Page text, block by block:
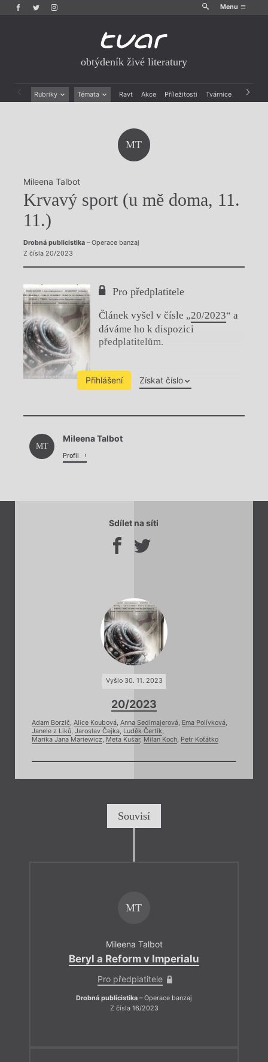
Menu
obtýdeník živé literatury
Rubriky Témata Ravt Akce Příležitosti Tvárnice Archiv
MT
Mileena Talbot
Krvavý sport (u mě doma, 11.
11.)
Drobná publicistika– Operace banzaj
Z čísla 20/2023
Pro předplatitele
Článek vyšel v čísle „20/2023“ a
dáváme ho k dispozici
předplatitelům.
Přihlášení Získat číslo
Chviličku.
Načítá se.
MT
Mileena Talbot
Profil
Sdílet na síti
Vyšlo 30. 11. 2023
20/2023
Adam Borzič, Alice Koubová, Anna Sedlmajerová, Ema Polívková,
Janele z Liků, Jaroslav Čejka, Luděk Čertík,
Marika Jana Mariewicz, Meta Kušar, Milan Koch, Petr Koťátko
Souvisí
MT
Mileena Talbot
Beryl a Reform v Imperialu
Pro předplatitele
Drobná publicistika – Operace banzaj
Z čísla 16/2023